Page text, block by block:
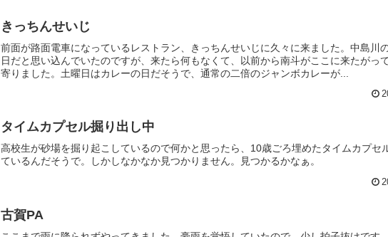
きっちんせいじ
前面が路面電車になっているレストラン、きっちんせいじに久々に来ました。中島川
日だと思い込んでいたのですが、来たら何もなくて、以前から南斗がここに来たがっ
寄りました。土曜日はカレーの日だそうで、通常の二倍のジャンボカレーが...
タイムカプセル掘り出し中
高校生が砂場を掘り起こしているので何かと思ったら、10歳ごろ埋めたタイムカプセ
ているんだそうで。しかしなかなか見つかりません。見つかるかなぁ。
古賀PA